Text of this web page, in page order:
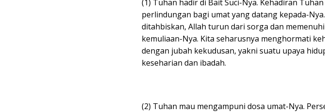
(1) Tuhan hadir di Bait Suci-Nya. Kehadiran
perlindungan bagi umat yang datang kepada-
ditahbiskan, Allah turun dari sorga dan
kemuliaan-Nya. Kita seharusnya menghormati
dengan jubah kekudusan, yakni suatu upaya
keseharian dan ibadah.
(2) Tuhan mau mengampuni dosa umat-Nya.